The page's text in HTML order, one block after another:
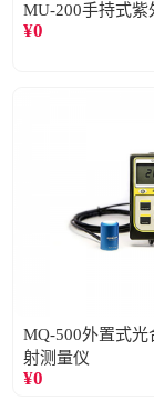
MU-200手持式紫
¥0
MQ-500外置式光
射测量仪
¥0